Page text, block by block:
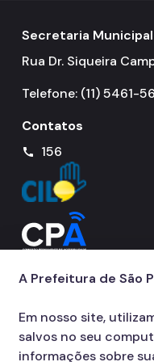
Infecções
Gestão Participativa
Hospital do Servidor
Judicialização da
Editais / Consulta
Manuais de
Secretaria
Rua Dr. Siqueira
Telefone: (11) 5461-
Contatos
call 156
A Prefeitura de São
Em nosso site,
salvos no seu
informações sobre